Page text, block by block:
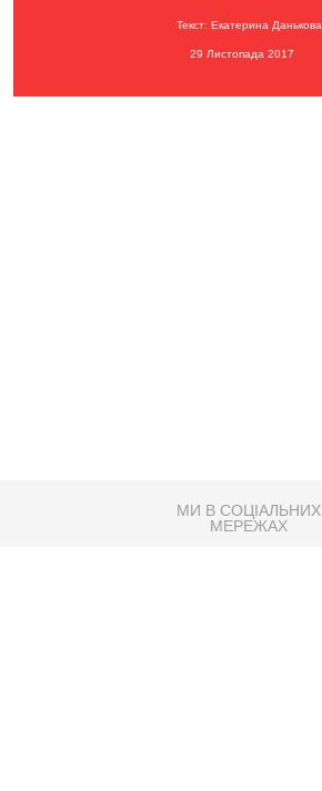
Текст: Екатерина Данькова
29 Листопада 2017
МИ В СОЦІАЛЬНИХ
МЕРЕЖАХ